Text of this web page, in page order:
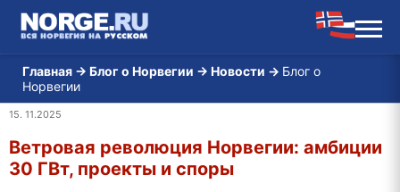
Главная → Блог о Норвегии → Новости → Блог о
Норвегии
15. 11.2025
Ветровая революция Норвегии: амбиции
30 ГВт, проекты и споры